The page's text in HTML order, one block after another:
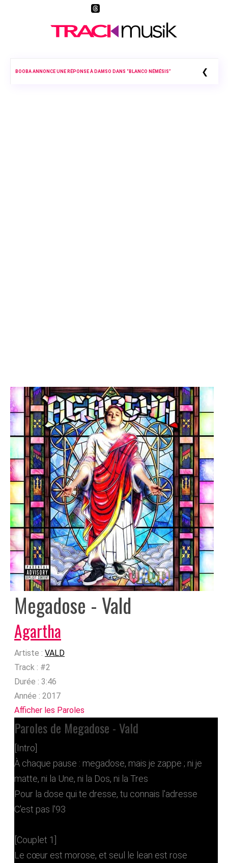
BOOBA ANNONCE UNE RÉPONSE À DAMSO DANS “BLANCO NÉMÉSIS” ❮
Megadose - Vald
Agartha
Artiste : VALD
Track : #2
Durée : 3:46
Année : 2017
Afficher les Paroles
Paroles de Megadose - Vald
[Intro]
À chaque pause : megadose, mais je zappe ; ni je
matte, ni la Une, ni la Dos, ni la Tres
Pour la dose qui te dresse, tu connais l'adresse
C'est pas l'93
[Couplet 1]
Le cœur est morose, et seul le lean est rose